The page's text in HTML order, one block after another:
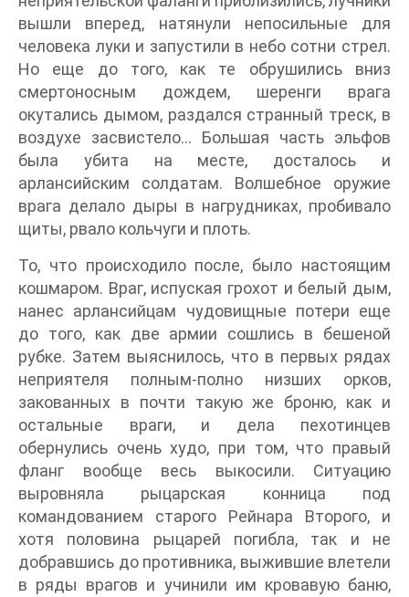
вышли вперед, натянули непосильные для
человека луки и запустили в небо сотни стрел.
Но еще до того, как те обрушились вниз
смертоносным дождем, шеренги врага
окутались дымом, раздался странный треск, в
воздухе засвистело… Большая часть эльфов
была убита на месте, досталось и
арлансийским солдатам. Волшебное оружие
врага делало дыры в нагрудниках, пробивало
щиты, рвало кольчуги и плоть.
То, что происходило после, было настоящим
кошмаром. Враг, испуская грохот и белый дым,
нанес арлансийцам чудовищные потери еще
до того, как две армии сошлись в бешеной
рубке. Затем выяснилось, что в первых рядах
неприятеля полным-полно низших орков,
закованных в почти такую же броню, как и
остальные враги, и дела пехотинцев
обернулись очень худо, при том, что правый
фланг вообще весь выкосили. Ситуацию
выровняла рыцарская конница под
командованием старого Рейнара Второго, и
хотя половина рыцарей погибла, так и не
добравшись до противника, выжившие влетели
в ряды врагов и учинили им кровавую баню,